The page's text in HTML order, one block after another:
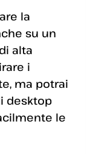
la
su un
alta
i
ma potrai
desktop
le